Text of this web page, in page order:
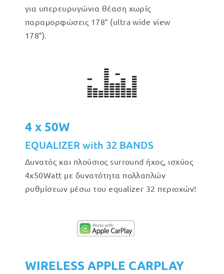
για υπερευρυγώνια θέαση χωρίς
παραμορφώσεις 178° (ultra wide view
178°).
4 x 50W
EQUALIZER with 32 BANDS
Δυνατός και πλούσιος surround ήχος, ισχύος
4x50Watt με δυνατότητα πολλαπλών
ρυθμίσεων μέσω του equalizer 32 περιοχών!
WIRELESS APPLE CARPLAY